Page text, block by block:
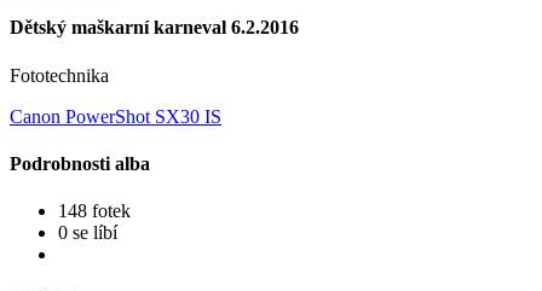
Dětský maškarní karneval 6.2.2016
Fototechnika
Canon PowerShot SX30 IS
Podrobnosti alba
148 fotek
0 se líbí